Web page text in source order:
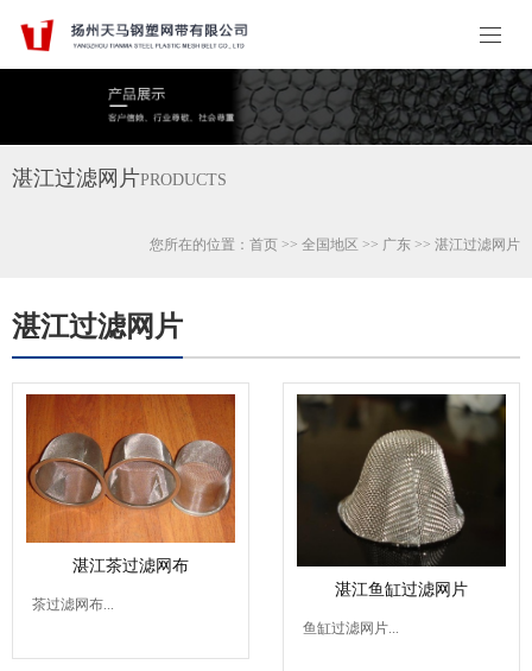
湛江过滤网片PRODUCTS
您所在的位置： 首页 >> 全国地区 >> 广东 >> 湛江过滤网片
湛江过滤网片
湛江茶过滤网布
茶过滤网布...
湛江鱼缸过滤网片
鱼缸过滤网片...